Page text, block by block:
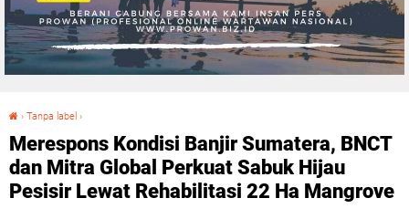
› Tanpa label ›
Merespons Kondisi Banjir Sumatera, BNCT
dan Mitra Global Perkuat Sabuk Hijau
Pesisir Lewat Rehabilitasi 22 Ha Mangrove